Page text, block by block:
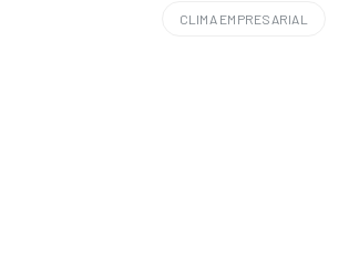
CLIMA EMPRESARIAL